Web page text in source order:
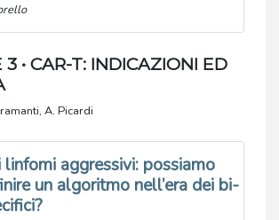
3 • CAR-T: INDICAZIONI ED
A. Picardi
linfomi aggressivi: possiamo
un algoritmo nell’era dei bi-